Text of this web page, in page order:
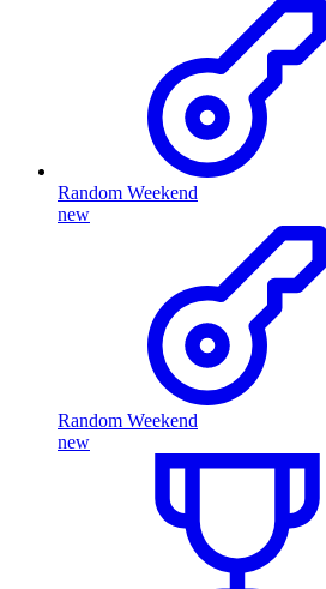
Random Weekend
new
Random Weekend
new